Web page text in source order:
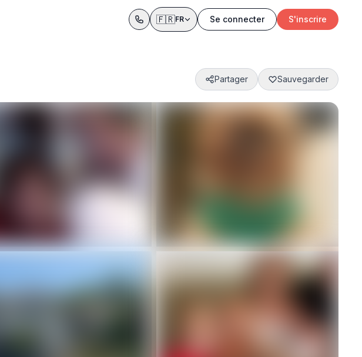
🇫🇷FR Se connecter S'inscrire
Partager Sauvegarder